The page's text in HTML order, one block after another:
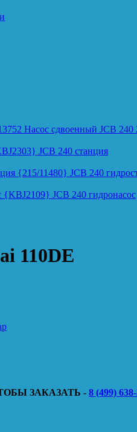
Насос сдвоенный JCB 240
JCB 240 станция
{215/11480} JCB 240
{KBJ2109} JCB 240 гидронасос
110DE
ЗАКАЗАТЬ - 8 (499)